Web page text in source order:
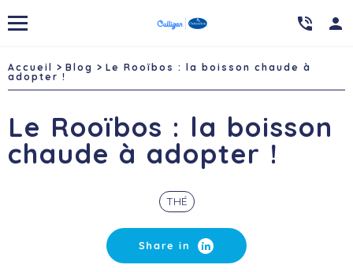
 person
Accueil Blog
Le Rooïbos : la boisson chaude à
adopter !
Le Rooïbos : la boisson
chaude à adopter !
THÉ